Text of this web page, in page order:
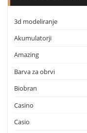
3d modeliranje
Akumulatorji
Amazing
Barva za obrvi
Biobran
Casino
Casio